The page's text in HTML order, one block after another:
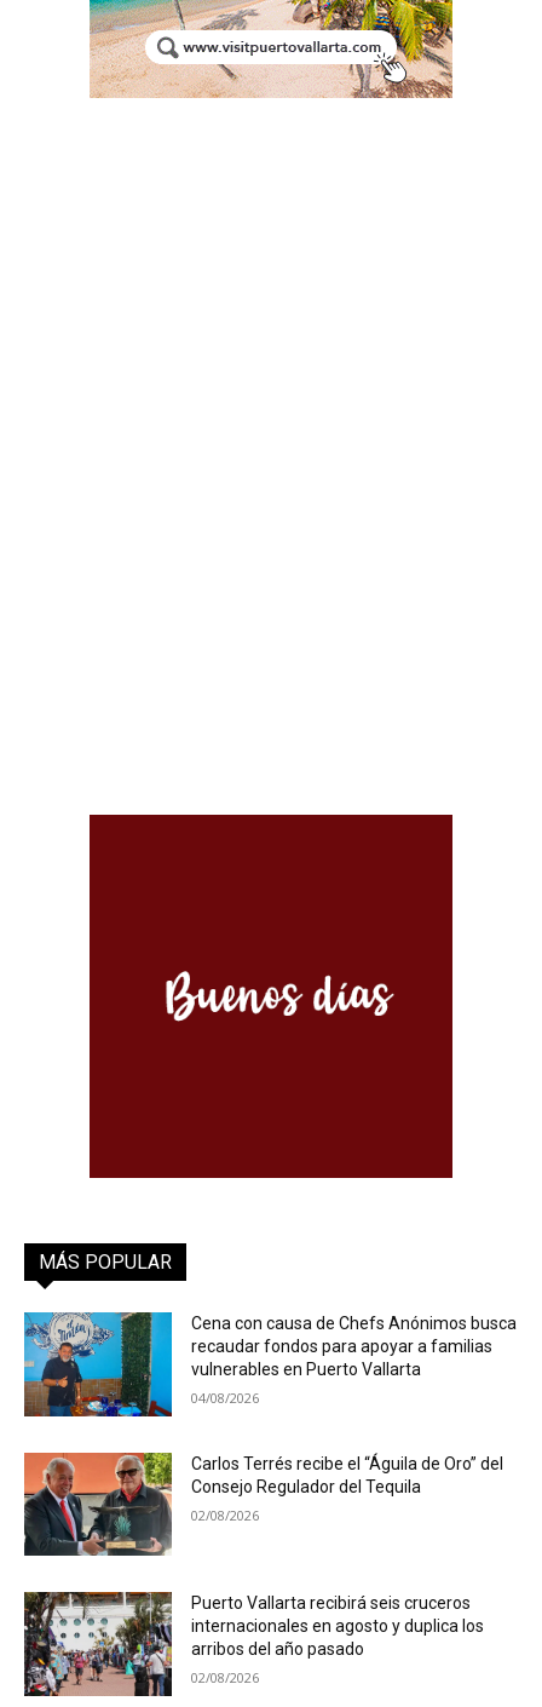
MÁS POPULAR
Cena con causa de Chefs Anónimos busca
recaudar fondos para apoyar a familias
vulnerables en Puerto Vallarta
04/08/2026
Carlos Terrés recibe el “Águila de Oro” del
Consejo Regulador del Tequila
02/08/2026
Puerto Vallarta recibirá seis cruceros
internacionales en agosto y duplica los
arribos del año pasado
02/08/2026